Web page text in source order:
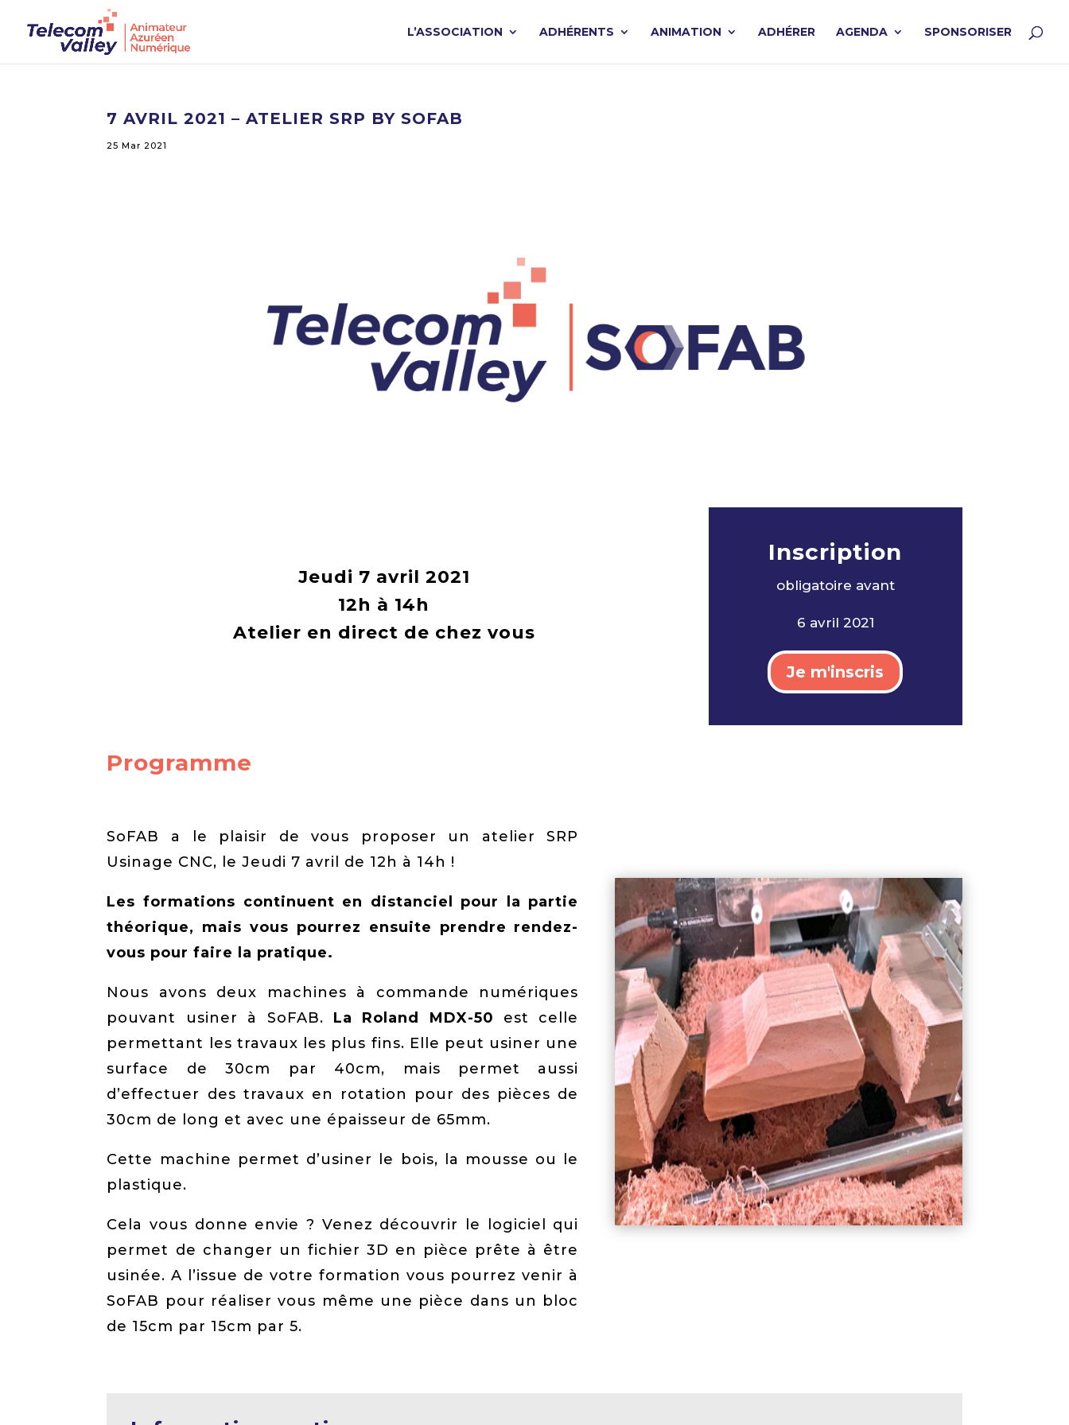
L’ASSOCIATION ADHÉRENTS ANIMATION ADHÉRER AGENDA SPONSORISER
7 AVRIL 2021 – ATELIER SRP BY SOFAB
25 Mar 2021
Jeudi 7 avril 2021
12h à 14h
Atelier en direct de chez vous
Inscription
obligatoire avant
6 avril 2021
Je m'inscris
Programme
SoFAB a le plaisir de vous proposer un atelier SRP
Usinage CNC, le Jeudi 7 avril de 12h à 14h !
Les formations continuent en distanciel pour la partie
théorique, mais vous pourrez ensuite prendre rendez-
vous pour faire la pratique.
Nous avons deux machines à commande numériques
pouvant usiner à SoFAB.
La Roland MDX-50
est celle
permettant les travaux les plus fins. Elle peut usiner une
surface de 30cm par 40cm, mais permet aussi
d’effectuer des travaux en rotation pour des pièces de
30cm de long et avec une épaisseur de 65mm.
Cette machine permet d’usiner le bois, la mousse ou le
plastique.
Cela vous donne envie ? Venez découvrir le logiciel qui
permet de changer un fichier 3D en pièce prête à être
usinée. A l’issue de votre formation vous pourrez venir à
SoFAB pour réaliser vous même une pièce dans un bloc
de 15cm par 15cm par 5.